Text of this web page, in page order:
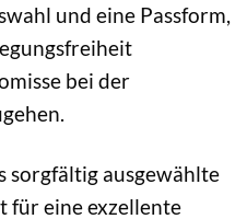
und eine Passform,
bei der
sorgfältig ausgewählte
für eine exzellente